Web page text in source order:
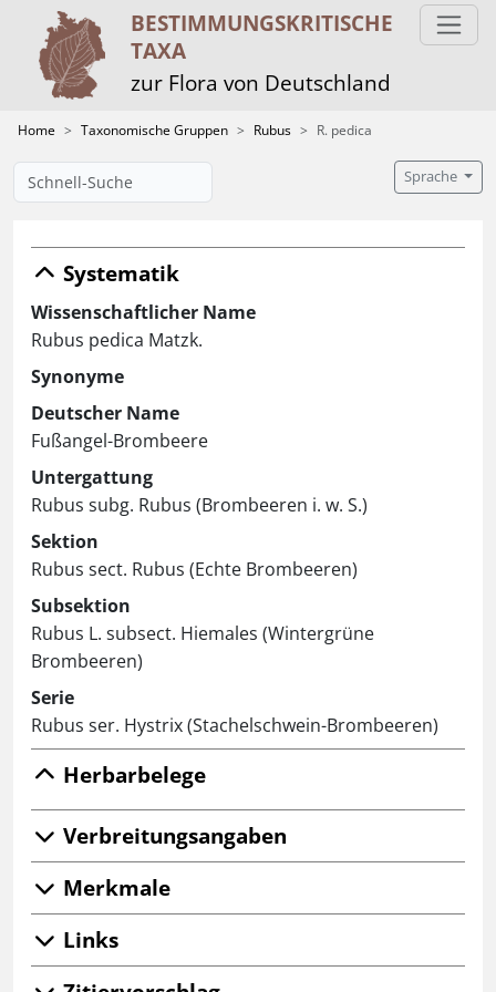
BESTIMMUNGS­KRITISCHE
TAXA
zur Flora von Deutschland
Home Taxonomische Gruppen Rubus R. pedica
Sprache
Systematik
Wissenschaftlicher Name
Rubus pedica Matzk.
Synonyme
Deutscher Name
Fußangel-Brombeere
Untergattung
Rubus subg. Rubus (Brombeeren i. w. S.)
Sektion
Rubus sect. Rubus (Echte Brombeeren)
Subsektion
Rubus L. subsect. Hiemales (Wintergrüne
Brombeeren)
Serie
Rubus ser. Hystrix (Stachelschwein-Brombeeren)
Herbarbelege
Verbreitungsangaben
Merkmale
Links